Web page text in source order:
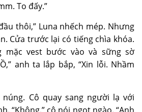
To đấy.”
thôi,” Luna nhếch mép. Nhưng
Cửa trước lại có tiếng chìa khóa.
mặc vest bước vào và sững sờ
anh ta lắp bắp, “Xin lỗi. Nhầm
Cô quay sang người lạ với